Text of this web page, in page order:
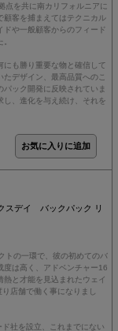
点を共に南カリフォルニアに
顧客を捕まえてはテクニカル
ドや一般顧客からのフィード
にも勝り重要な物と確信して
デザイン、最高品質へのこ
ック開発に反映されていま
、進化を与え続け、それを
スデイ バックパック リ
トの一環で、彼の初めてのバ
度は高く、アドベンチャー16
と才能を見込まれたウェイ
店舗で働く事になりまし
社を設立、これまでにない